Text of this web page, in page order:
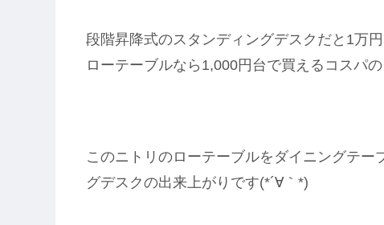
段階昇降式のスタンディングデスクだと1万
ローテーブルなら1,000円台で買えるコスパの
このニトリのローテーブルをダイニングテ
グデスクの出来上がりです(*´∀｀*)